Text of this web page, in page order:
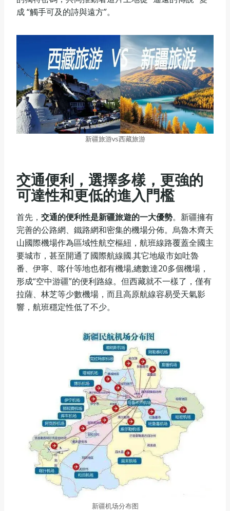
成 “觸手可及的詩與遠方”。
新疆旅游vs西藏旅游
交通便利，選擇多樣，更強的
可達性和更低的進入門檻
首先， 交通的便利性是新疆旅遊的一大優勢。新疆擁有
完善的公路網、鐵路網和密集的機場分佈。烏魯木齊天
山國際機場作為區域性航空樞紐，航班線路覆蓋全國主
要城市，甚至開通了國際航線國.其它地級市如吐魯
番、伊寧、喀什等地也都有機場,總數達20多個機場，
形成“空中游疆”的便利路線。但西藏就不一樣了，僅有
拉薩、林芝等少數機場，而且高原航線容易受天氣影
響，航班穩定性低了不少。
新疆机场分布图